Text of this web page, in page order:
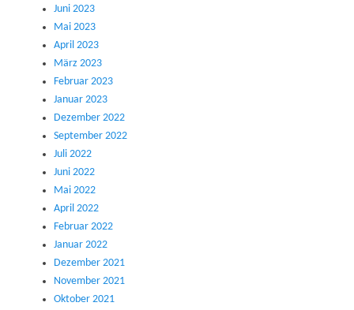
Juni 2023
Mai 2023
April 2023
März 2023
Februar 2023
Januar 2023
Dezember 2022
September 2022
Juli 2022
Juni 2022
Mai 2022
April 2022
Februar 2022
Januar 2022
Dezember 2021
November 2021
Oktober 2021